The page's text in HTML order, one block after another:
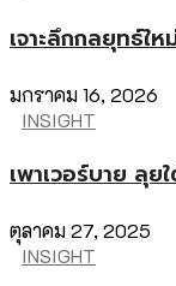
เจาะลึกกลยุทธ์ใ
มกราคม 16, 2026
INSIGHT
เพาเวอร์บาย ลุย
ตุลาคม 27, 2025
INSIGHT